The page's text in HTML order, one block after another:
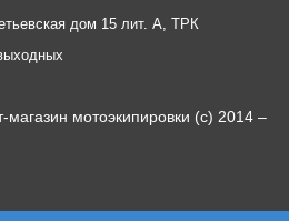
дом 15 лит. А, ТРК
магазин мотоэкипировки (c) 2014 –